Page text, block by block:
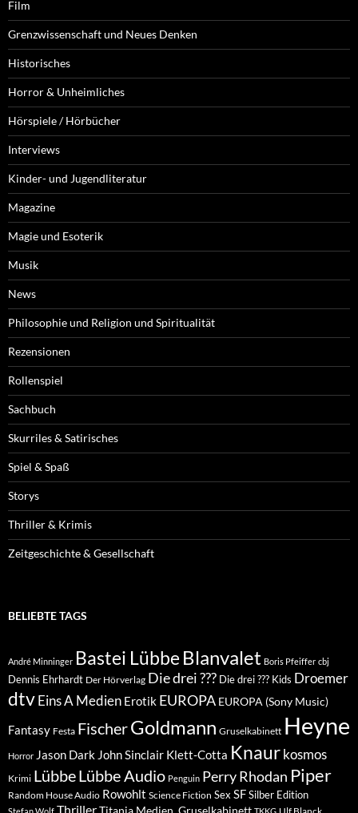
Film
Grenzwissenschaft und Neues Denken
Historisches
Horror & Unheimliches
Hörspiele / Hörbücher
Interviews
Kinder- und Jugendliteratur
Magazine
Magie und Esoterik
Musik
News
Philosophie und Religion und Spiritualität
Rezensionen
Rollenspiel
Sachbuch
Skurriles & Satirisches
Spiel & Spaß
Storys
Thriller & Krimis
Zeitgeschichte & Gesellschaft
BELIEBTE TAGS
André Minninger Bastei Lübbe Blanvalet Boris Pfeiffer cbj
Dennis Ehrhardt Der Hörverlag Die drei ??? Die drei ??? Kids Droemer
dtvEins A Medien Erotik EUROPA EUROPA (Sony Music)
Fantasy Festa FischerGoldmann Gruselkabinett Heyne
Horror Jason Dark John Sinclair Klett-Cotta Knaur kosmos
Krimi LübbeLübbe Audio Penguin Perry Rhodan Piper
Random House Audio Rowohlt Science Fiction Sex SFSilber Edition
Stefan Wolf ThrillerTitania Medien, Gruselkabinett TKKG